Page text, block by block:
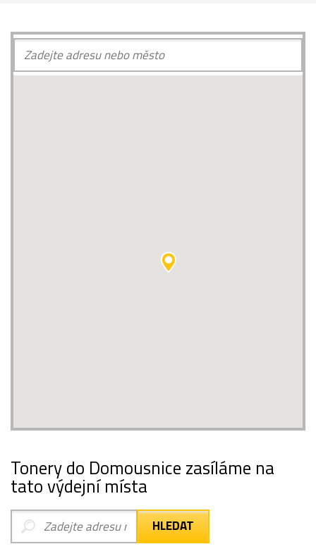
Tonery do Domousnice zasíláme na
tato výdejní místa